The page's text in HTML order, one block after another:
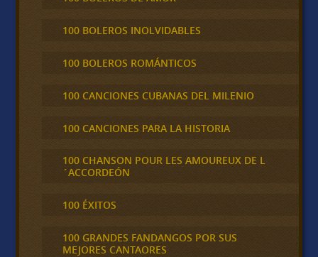
100 BOLEROS INOLVIDABLES
100 BOLEROS ROMÁNTICOS
100 CANCIONES CUBANAS DEL MILENIO
100 CANCIONES PARA LA HISTORIA
100 CHANSON POUR LES AMOUREUX DE L
´ACCORDEÓN
100 ÉXITOS
100 GRANDES FANDANGOS POR SUS
MEJORES CANTAORES